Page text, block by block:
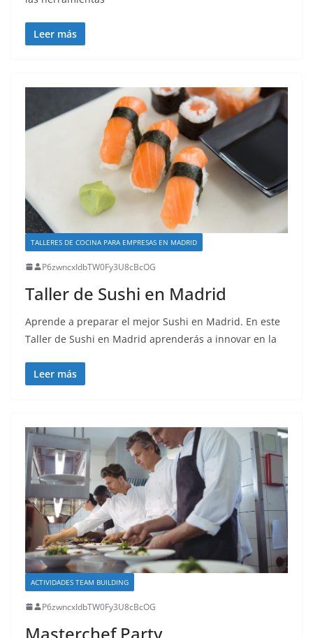
Leer más
TALLERES DE COCINA PARA EMPRESAS EN MADRID
P6zwncxIdbTW0Fy3U8cBcOG
Taller de Sushi en Madrid
Aprende a preparar el mejor Sushi en Madrid. En este
Taller de Sushi en Madrid aprenderás a innovar en la
Leer más
ACTIVIDADES TEAM BUILDING
P6zwncxIdbTW0Fy3U8cBcOG